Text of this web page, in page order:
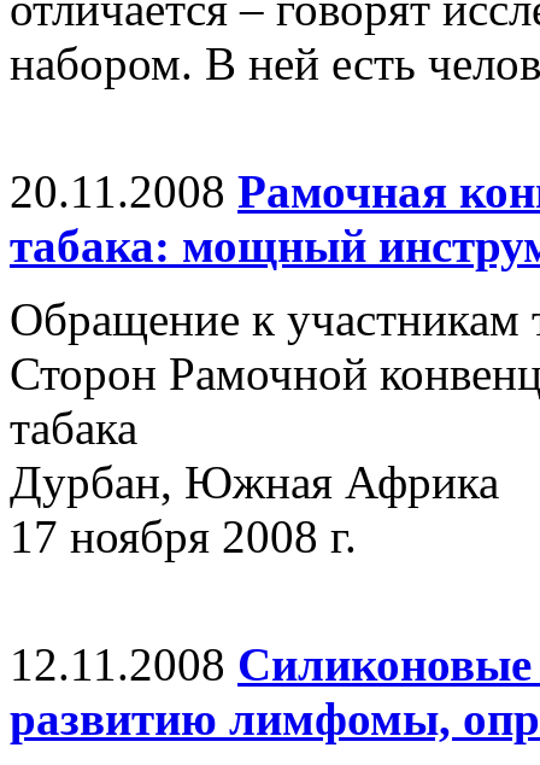
набором. В ней есть
20.11.2008 Рамочная
табака: мощный
Обращение к участникам
Сторон Рамочной
табака
Дурбан, Южная Африка
17 ноября 2008 г.
12.11.2008
развитию лимфомы,